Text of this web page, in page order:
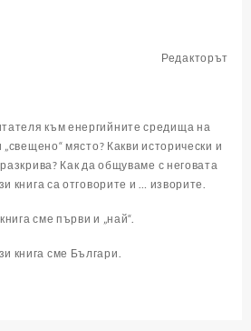
Редакторът
към енергийните средища на
място? Какви исторически и
Как да общуваме с неговата
книга са отговорите и … изворите.
сме първи и „най“.
книга сме Българи.